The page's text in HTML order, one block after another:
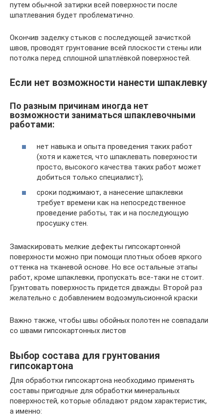
путем обычной затирки всей поверхности после
шпатлевания будет проблематично.
Окончив заделку стыков с последующей зачисткой
швов, проводят грунтование всей плоскости стены или
потолка перед сплошной шпатлёвкой поверхностей.
Если нет возможности нанести шпаклевку
По разным причинам иногда нет
возможности заниматься шпаклевочными
работами:
нет навыка и опыта проведения таких работ
(хотя и кажется, что шпаклевать поверхности
просто, высокого качества таких работ может
добиться только специалист);
сроки поджимают, а нанесение шпаклевки
требует времени как на непосредственное
проведение работы, так и на последующую
просушку стен.
Замаскировать мелкие дефекты гипсокартонной
поверхности можно при помощи плотных обоев яркого
оттенка на тканевой основе. Но все остальные этапы
работ, кроме шпаклевки, пропускать все-таки не стоит.
Грунтовать поверхность придется дважды. Второй раз
желательно с добавлением водоэмульсионной краски
Важно также, чтобы швы обойных полотен не совпадали
со швами гипсокартонных листов
Выбор состава для грунтования
гипсокартона
Для обработки гипсокартона необходимо применять
составы пригодные для обработки минеральных
поверхностей, которые обладают рядом характеристик,
а именно: